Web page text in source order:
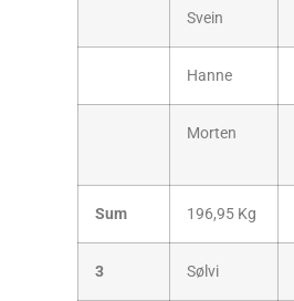
Svein
Hanne
Morten
Sum 196,95 Kg
3 Sølvi